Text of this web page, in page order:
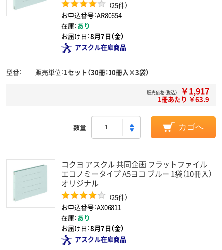
（25件）
お申込番号：AR80654
在庫：あり
お届け日：8月7日（金）
アスクル在庫商品
型番 販売単位 1セット（30冊：10冊入×3袋）
販売価格（税込） ￥1,917
1冊あたり ￥63.9
数量 カゴへ
コクヨ アスクル 共同企画 フラットファイル
エコノミータイプ A5ヨコ ブルー 1袋（10冊入）
オリジナル
（25件）
お申込番号：AX06811
在庫：あり
お届け日：8月7日（金）
アスクル在庫商品